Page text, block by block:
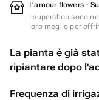
L’amour flowers -
I supershop sono
loro meglio per
La pianta è già
ripiantare dopo
Frequenza di